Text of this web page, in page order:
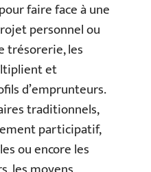
faire face à une
personnel ou
trésorerie, les
et
d’emprunteurs.
traditionnels,
participatif,
ou encore les